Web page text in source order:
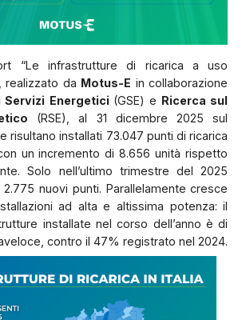
“Le infrastrutture di ricarica a uso
realizzato da Motus-E in collaborazione
Servizi Energetici (GSE) e Ricerca sul
(RSE), al 31 dicembre 2025 sul
risultano installati 73.047 punti di ricarica
un incremento di 8.656 unità rispetto
Solo nell’ultimo trimestre del 2025
nuovi punti. Parallelamente cresce
ad alta e altissima potenza: il
installate nel corso dell’anno è di
contro il 47% registrato nel 2024.